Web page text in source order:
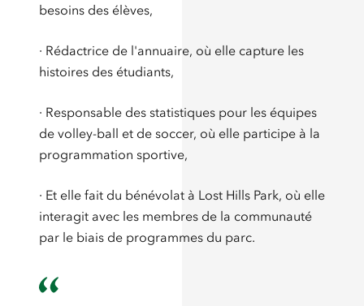
besoins des élèves,
· Rédactrice de l'annuaire, où elle capture les
histoires des étudiants,
· Responsable des statistiques pour les équipes
de volley-ball et de soccer, où elle participe à la
programmation sportive,
· Et elle fait du bénévolat à Lost Hills Park, où elle
interagit avec les membres de la communauté
par le biais de programmes du parc.